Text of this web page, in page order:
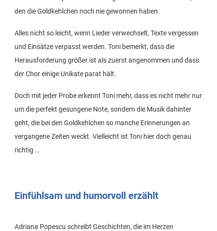
den die Goldkehlchen noch nie gewonnen haben.
Alles nicht so leicht, wenn Lieder verwechselt, Texte vergessen
und Einsätze verpasst werden. Toni bemerkt, dass die
Herausforderung größer ist als zuerst angenommen und dass
der Chor einige Unikate parat hält.
Doch mit jeder Probe erkennt Toni mehr, dass es nicht mehr nur
um die perfekt gesungene Note, sondern die Musik dahinter
geht, die bei den Goldkehlchen so manche Erinnerungen an
vergangene Zeiten weckt. Vielleicht ist Toni hier doch genau
richtig …
Einfühlsam und humorvoll erzählt
Adriana Popescu schreibt Geschichten, die im Herzen